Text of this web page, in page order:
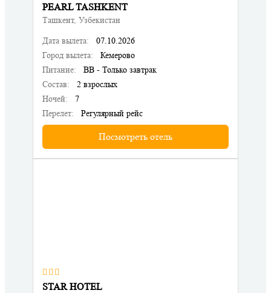
PEARL TASHKENT
Ташкент, Узбекистан
Дата вылета:
07.10.2026
Город вылета:
Кемерово
Питание:
BB - Только завтрак
Состав:
2 взрослых
Ночей:
7
Перелет:
Регулярный рейс
Посмотреть отель
STAR HOTEL